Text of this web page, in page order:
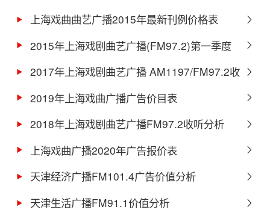
上海戏曲曲艺广播2015年最新刊例价格表
2015年上海戏剧曲艺广播(FM97.2)第一季度
收听表现
2017年上海戏剧曲艺广播 AM1197/FM97.2收
听数据（上半年）
2019年上海戏曲广播广告价目表
2018年上海戏剧曲艺广播FM97.2收听分析
上海戏曲广播2020年广告报价表
天津经济广播FM101.4广告价值分析
天津生活广播FM91.1价值分析